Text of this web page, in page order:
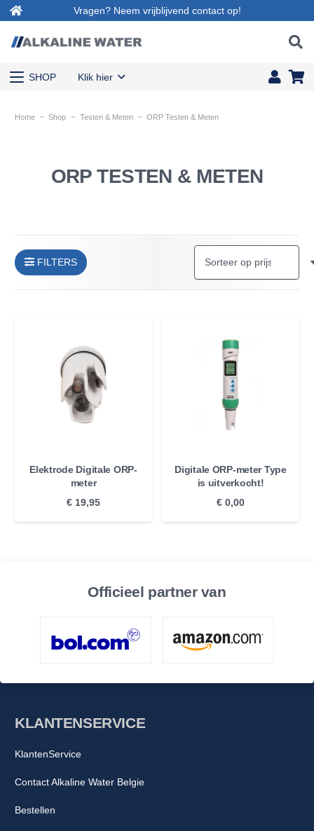
Vragen? Neem vrijblijvend contact op!
SHOP Klik hier
Home ~ Shop ~ Testen & Meten ~ ORP Testen & Meten
ORP TESTEN & METEN
FILTERS
Elektrode Digitale ORP-
meter
€ 19,95
Digitale ORP-meter Type
is uitverkocht!
€ 0,00
Officieel partner van
KLANTENSERVICE
KlantenService
Contact Alkaline Water Belgie
Bestellen